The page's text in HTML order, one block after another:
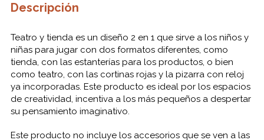
Descripción
Teatro y tienda es un diseño 2 en 1 que sirve a los niños y
niñas para jugar con dos formatos diferentes, como
tienda, con las estanterías para los productos, o bien
como teatro, con las cortinas rojas y la pizarra con reloj
ya incorporadas. Este producto es ideal por los espacios
de creatividad, incentiva a los más pequeños a despertar
su pensamiento imaginativo.
Este producto no incluye los accesorios que se ven a las